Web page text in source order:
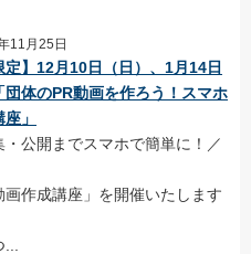
11月25日
定】12月10日（日）、1月14日
団体のPR動画を作ろう！スマホ
」
・公開までスマホで簡単に！／
画作成講座」を開催いたします